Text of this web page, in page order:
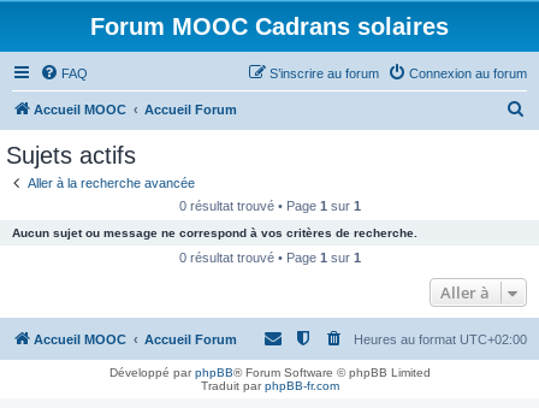
Forum MOOC Cadrans solaires
FAQ Connexion au forum
S’inscrire au forum
Accueil MOOC Accueil Forum
c
e
Sujets actifs
Aller à la recherche avancée
0 résultat trouvé • Page 1 sur 1
Aucun sujet ou message ne correspond à vos critères de recherche.
0 résultat trouvé • Page 1 sur 1
Aller à
Accueil MOOC Accueil Forum Heures au format UTC+02:00
Développé parphpBB® Forum Software © phpBB Limited
Traduit parphpBB-fr.com